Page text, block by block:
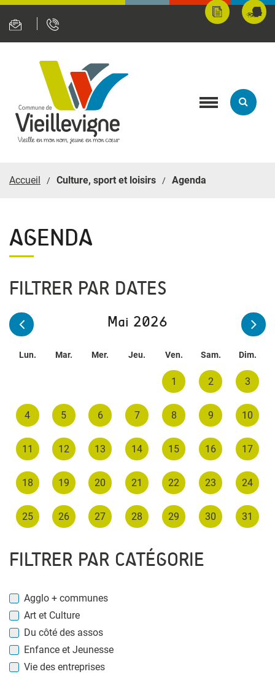
Mes
démarches
Toggle
Accueil Culture, sport et loisirs Agenda
AGENDA
FILTRER PAR DATES
Mai 2026
Lun. Mar. Mer. Jeu. Ven. Sam. Dim.
1 2 3
4 5 6 7 8 9 10
11 12 13 14 15 16 17
18 19 20 21 22 23 24
25 26 27 28 29 30 31
FILTRER PAR CATÉGORIE
Agglo + communes
Art et Culture
Du côté des assos
Enfance et Jeunesse
Vie des entreprises
Panneau de gestion des cookies